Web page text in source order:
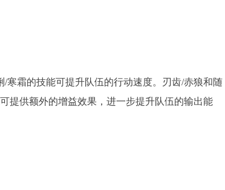
寒霜的技能可提升队伍的行动速度。刃齿/赤狼和随
提供额外的增益效果，进一步提升队伍的输出能